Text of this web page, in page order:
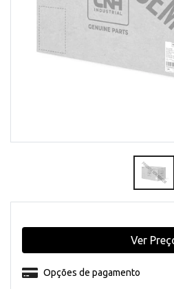
Opções de pagamento
Ver